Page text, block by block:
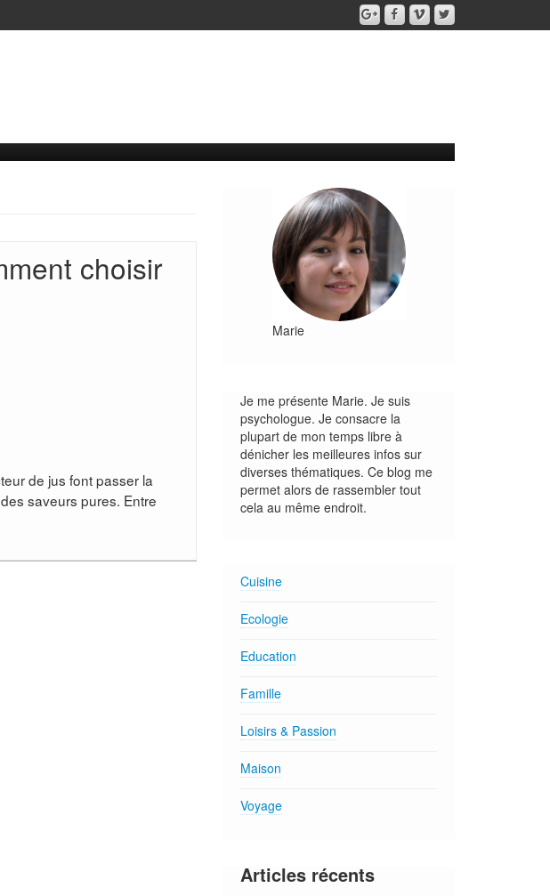
choisir
de jus font passer la
saveurs pures. Entre
Marie
Je me présente Marie. Je suis
psychologue. Je consacre la
plupart de mon temps libre à
dénicher les meilleures infos sur
diverses thématiques. Ce blog me
permet alors de rassembler tout
cela au même endroit.
Cuisine
Ecologie
Education
Famille
Loisirs & Passion
Maison
Voyage
Articles récents